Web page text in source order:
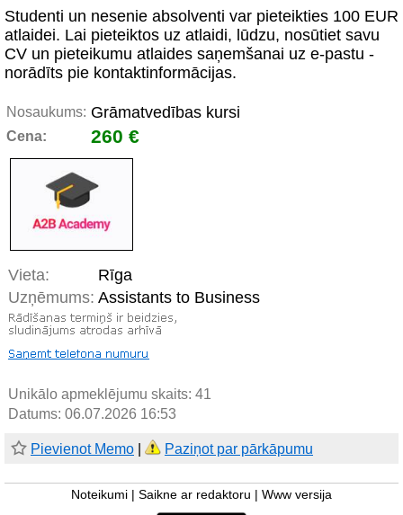
Studenti un nesenie absolventi var pieteikties 100 EUR
atlaidei. Lai pieteiktos uz atlaidi, lūdzu, nosūtiet savu
CV un pieteikumu atlaides saņemšanai uz e-pastu -
norādīts pie kontaktinformācijas.
Nosaukums: Grāmatvedības kursi
Cena: 260 €
Vieta:
Rīga
Uzņēmums: Assistants to Business
Unikālo apmeklējumu skaits: 41
Datums: 06.07.2026 16:53
Pievienot Memo Paziņot par pārkāpumu
Noteikumi Saikne ar redaktoru Www versija